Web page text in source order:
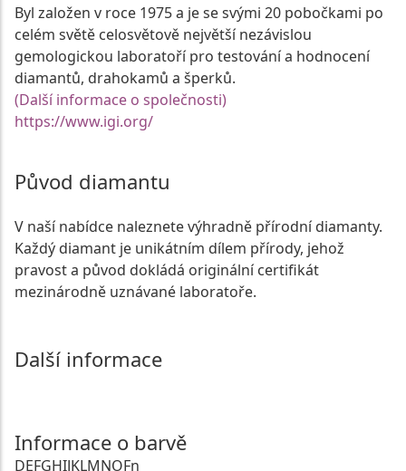
Byl založen v roce 1975 a je se svými 20 pobočkami po
celém světě celosvětově největší nezávislou
gemologickou laboratoří pro testování a hodnocení
diamantů, drahokamů a šperků.
(Další informace o společnosti)
https://www.igi.org/
Původ diamantu
V naší nabídce naleznete výhradně přírodní diamanty.
Každý diamant je unikátním dílem přírody, jehož
pravost a původ dokládá originální certifikát
mezinárodně uznávané laboratoře.
Další informace
Informace o barvě
DEFGHIJKLMNOFn